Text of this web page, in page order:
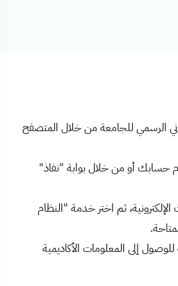
الرسمي للجامعة من خلال المتصفح
أو من خلال بوابة "نفاذ"
ثم اختر خدمة "النظام
إلى المعلومات الأكاديمية